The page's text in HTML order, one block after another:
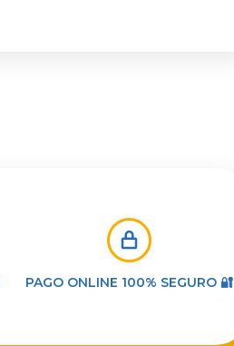
PAGO ONLINE 100% SEGURO 🔐